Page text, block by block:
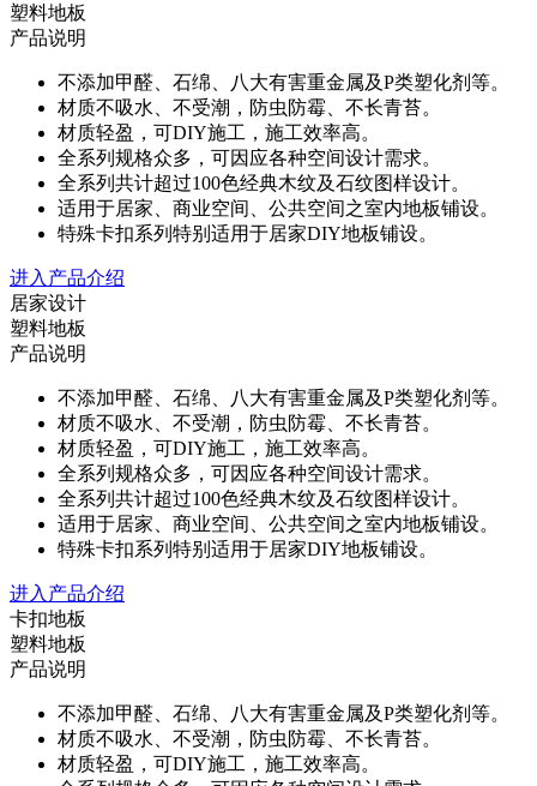
塑料地板
产品说明
不添加甲醛、石绵、八大有害重金属及P类塑化剂等。
材质不吸水、不受潮，防虫防霉、不长青苔。
材质轻盈，可DIY施工，施工效率高。
全系列规格众多，可因应各种空间设计需求。
全系列共计超过100色经典木纹及石纹图样设计。
适用于居家、商业空间、公共空间之室内地板铺设。
特殊卡扣系列特别适用于居家DIY地板铺设。
进入产品介绍
居家设计
塑料地板
产品说明
不添加甲醛、石绵、八大有害重金属及P类塑化剂等。
材质不吸水、不受潮，防虫防霉、不长青苔。
材质轻盈，可DIY施工，施工效率高。
全系列规格众多，可因应各种空间设计需求。
全系列共计超过100色经典木纹及石纹图样设计。
适用于居家、商业空间、公共空间之室内地板铺设。
特殊卡扣系列特别适用于居家DIY地板铺设。
进入产品介绍
卡扣地板
塑料地板
产品说明
不添加甲醛、石绵、八大有害重金属及P类塑化剂等。
材质不吸水、不受潮，防虫防霉、不长青苔。
材质轻盈，可DIY施工，施工效率高。